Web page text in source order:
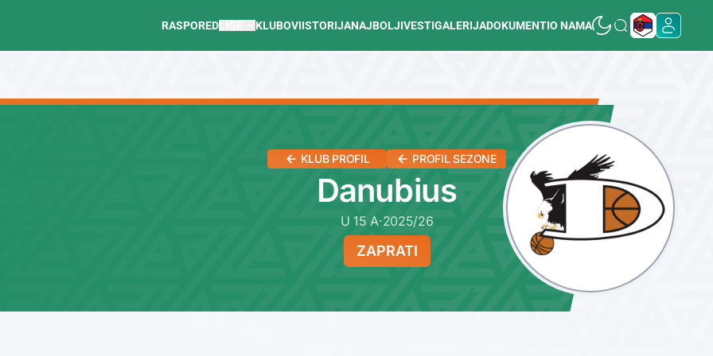
RASPORED KLUBOVIISTORIJANAJBOLJIVESTIGALERIJADOKUMENTIO NAMA
KLUB PROFIL PROFIL SEZONE
Danubius
U 15 A·2025/26
ZAPRATI